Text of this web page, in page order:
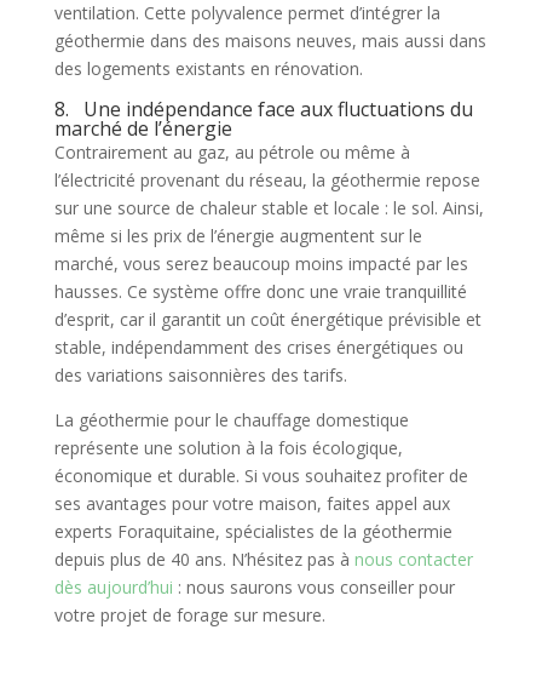
ventilation. Cette polyvalence permet d’intégrer la
géothermie dans des maisons neuves, mais aussi dans
des logements existants en rénovation.
8. Une indépendance face aux fluctuations du
marché de l’énergie
Contrairement au gaz, au pétrole ou même à
l’électricité provenant du réseau, la géothermie repose
sur une source de chaleur stable et locale : le sol. Ainsi,
même si les prix de l’énergie augmentent sur le
marché, vous serez beaucoup moins impacté par les
hausses. Ce système offre donc une vraie tranquillité
d’esprit, car il garantit un coût énergétique prévisible et
stable, indépendamment des crises énergétiques ou
des variations saisonnières des tarifs.
La géothermie pour le chauffage domestique
représente une solution à la fois écologique,
économique et durable. Si vous souhaitez profiter de
ses avantages pour votre maison, faites appel aux
experts Foraquitaine, spécialistes de la géothermie
depuis plus de 40 ans. N’hésitez pas à nous contacter
dès aujourd’hui : nous saurons vous conseiller pour
votre projet de forage sur mesure.